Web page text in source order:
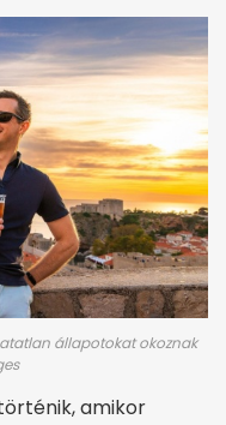
állapotokat okoznak
amikor